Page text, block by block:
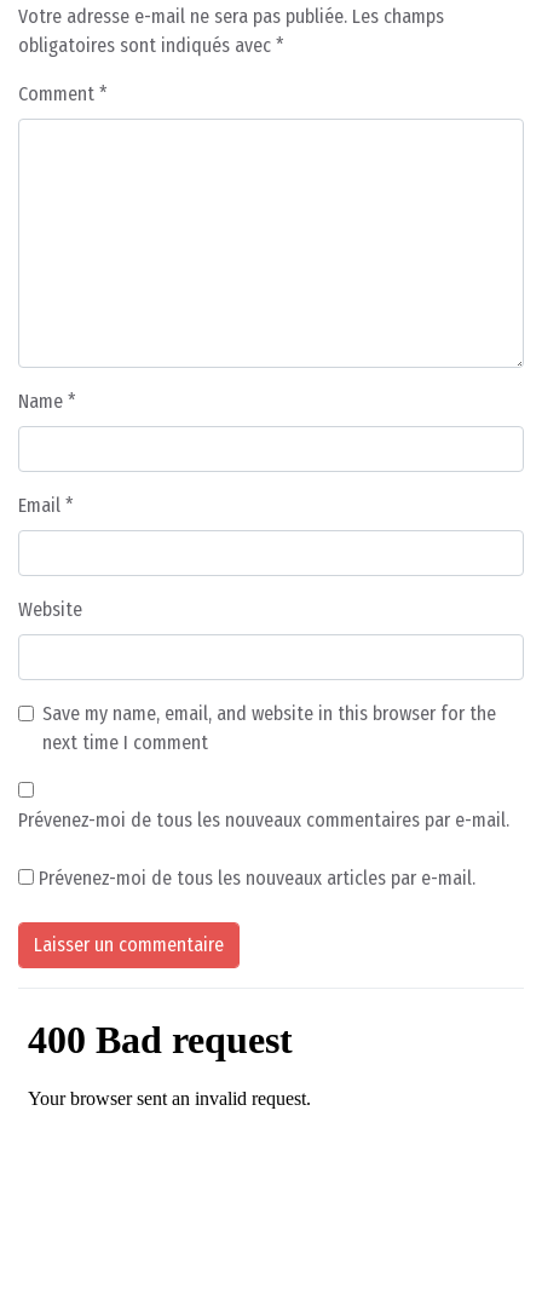
Votre adresse e-mail ne sera pas publiée. Les champs
obligatoires sont indiqués avec *
Comment *
Name *
Email *
Website
Save my name, email, and website in this browser for the
next time I comment
Prévenez-moi de tous les nouveaux commentaires par e-mail.
Prévenez-moi de tous les nouveaux articles par e-mail.